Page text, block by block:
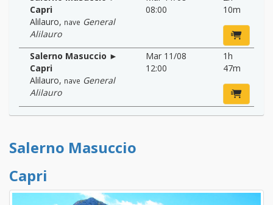
Capri
Alilauro, nave General
Alilauro
08:00
10m
Salerno Masuccio ►
Capri
Alilauro, nave General
Alilauro
Mar 11/08
12:00
1h
47m
Salerno Masuccio
Capri